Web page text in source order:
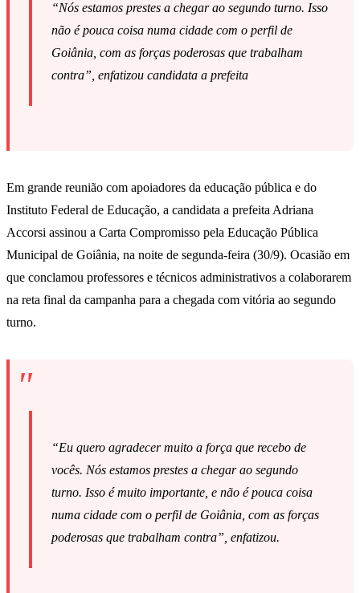
“Nós estamos prestes a chegar ao segundo turno. Isso
não é pouca coisa numa cidade com o perfil de
Goiânia, com as forças poderosas que trabalham
contra”, enfatizou candidata a prefeita
Em grande reunião com apoiadores da educação pública e do
Instituto Federal de Educação, a candidata a prefeita Adriana
Accorsi assinou a Carta Compromisso pela Educação Pública
Municipal de Goiânia, na noite de segunda-feira (30/9). Ocasião em
que conclamou professores e técnicos administrativos a colaborarem
na reta final da campanha para a chegada com vitória ao segundo
turno.
“Eu quero agradecer muito a força que recebo de
vocês. Nós estamos prestes a chegar ao segundo
turno. Isso é muito importante, e não é pouca coisa
numa cidade com o perfil de Goiânia, com as forças
poderosas que trabalham contra”, enfatizou.